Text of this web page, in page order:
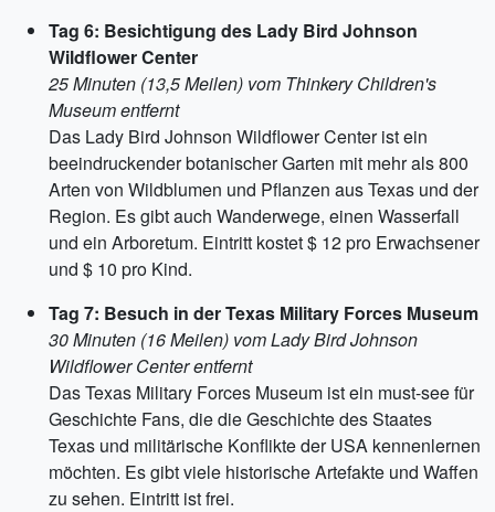
Tag 6: Besichtigung des Lady Bird Johnson
Wildflower Center
25 Minuten (13,5 Meilen) vom Thinkery Children's
Museum entfernt
Das Lady Bird Johnson Wildflower Center ist ein
beeindruckender botanischer Garten mit mehr als 800
Arten von Wildblumen und Pflanzen aus Texas und der
Region. Es gibt auch Wanderwege, einen Wasserfall
und ein Arboretum. Eintritt kostet $ 12 pro Erwachsener
und $ 10 pro Kind.
Tag 7: Besuch in der Texas Military Forces Museum
30 Minuten (16 Meilen) vom Lady Bird Johnson
Wildflower Center entfernt
Das Texas Military Forces Museum ist ein must-see für
Geschichte Fans, die die Geschichte des Staates
Texas und militärische Konflikte der USA kennenlernen
möchten. Es gibt viele historische Artefakte und Waffen
zu sehen. Eintritt ist frei.